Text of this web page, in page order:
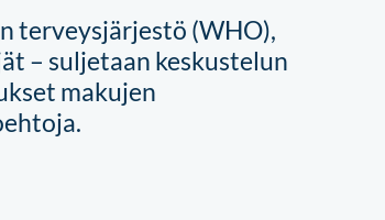
terveysjärjestö (WHO),
– suljetaan keskustelun
makujen